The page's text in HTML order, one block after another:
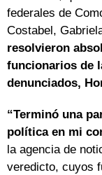
federales de
Costabel,
resolvieron
funcionarios de
denunciados,
“Terminó una
política en mi
la agencia de
veredicto, cuyos